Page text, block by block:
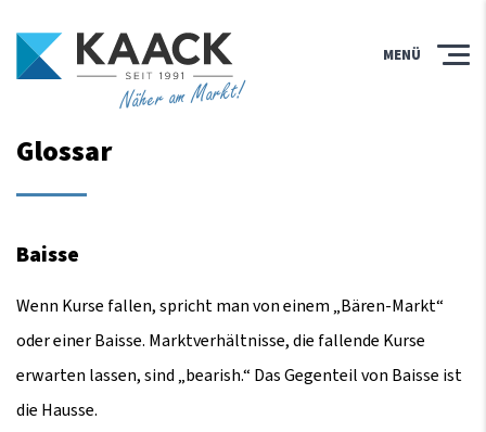
Näher am Markt!
MENÜ
Glossar
Baisse
Wenn Kurse fallen, spricht man von einem „Bären-Markt“
oder einer Baisse. Marktverhältnisse, die fallende Kurse
erwarten lassen, sind „bearish.“ Das Gegenteil von Baisse ist
die Hausse.